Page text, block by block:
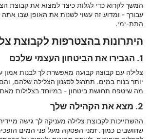
המשך לקרוא כדי לגלות כיצד למצוא את קבוצת
עבורך - ומדוע זה עשוי לשנות את האופן שבו
התת-ימי.
היתרונות בהצטרפות לקבוצת
1. הגבירו את הביטחון העצמי שלכם
צלילה עם קבוצה קבועה מאפשרת לך לבנות אמון
יותר בנוח במים. תתרגל לסגנון הצלילה שלהם, והם
מה שיטפח תחושת ביטחון - במיוחד בצלילות
2. מצא את הקהילה שלך
ההשתייכות לקבוצת צלילה מעניקה לך גישה
שחושבים כמוך. זמני הפסקה מעל פני המים